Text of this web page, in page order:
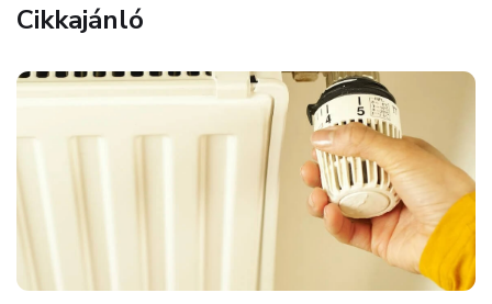
Cikkajánló
Ott kell